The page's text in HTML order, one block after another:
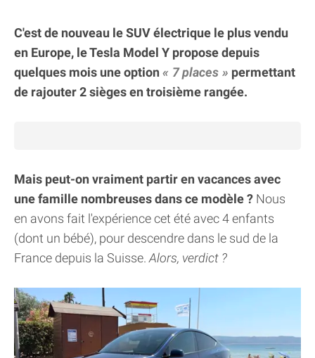
C'est de nouveau le SUV électrique le plus vendu
en Europe, le Tesla Model Y propose depuis
quelques mois une option
7 places
permettant
de rajouter 2 sièges en troisième rangée.
Mais peut-on vraiment partir en vacances avec
une famille nombreuses dans ce modèle ? Nous
en avons fait l'expérience cet été avec 4 enfants
(dont un bébé), pour descendre dans le sud de la
France depuis la Suisse. Alors, verdict ?